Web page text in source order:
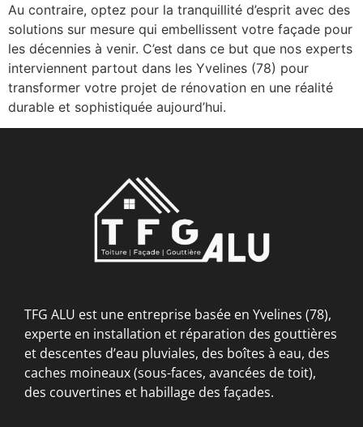
Au contraire, optez pour la tranquillité d’esprit avec des
solutions sur mesure qui embellissent votre façade pour
les décennies à venir. C’est dans ce but que nos experts
interviennent partout dans les Yvelines (78) pour
transformer votre projet de rénovation en une réalité
durable et sophistiquée aujourd’hui.
TFG ALU est une entreprise basée en Yvelines (78),
experte en installation et réparation des gouttières
et descentes d’eau pluviales, des boîtes à eau, des
caches moineaux (sous-faces, avancées de toit),
des couvertines et habillage des façades.